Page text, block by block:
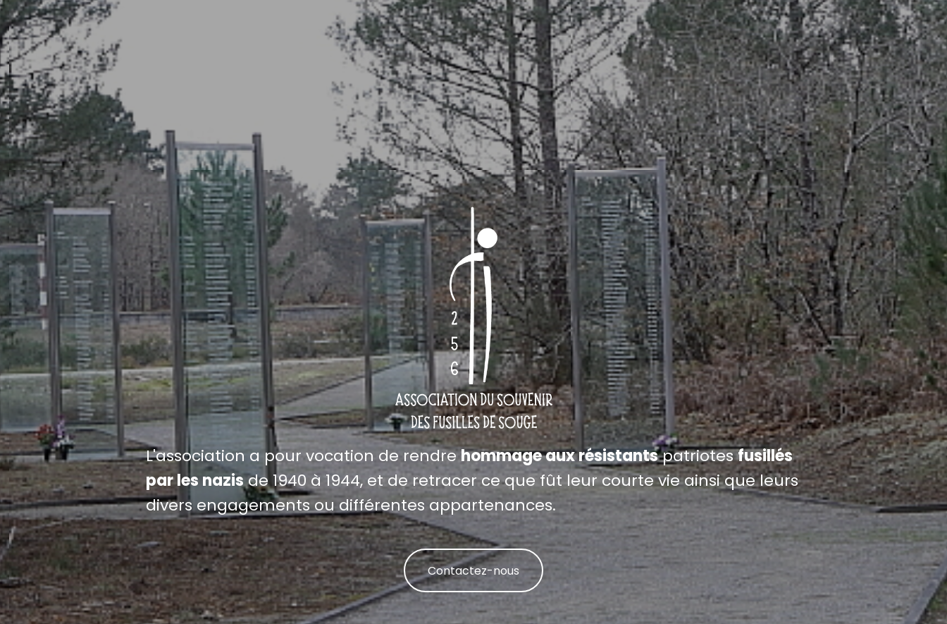
L'association a pour vocation de rendrehommage aux résistantspatriotesfusillés
par les nazisde 1940 à 1944, et de retracer ce que fût leur courte vie ainsi que leurs
divers engagements ou différentes appartenances.
Contactez-nous